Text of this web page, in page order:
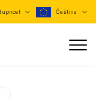
Čeština